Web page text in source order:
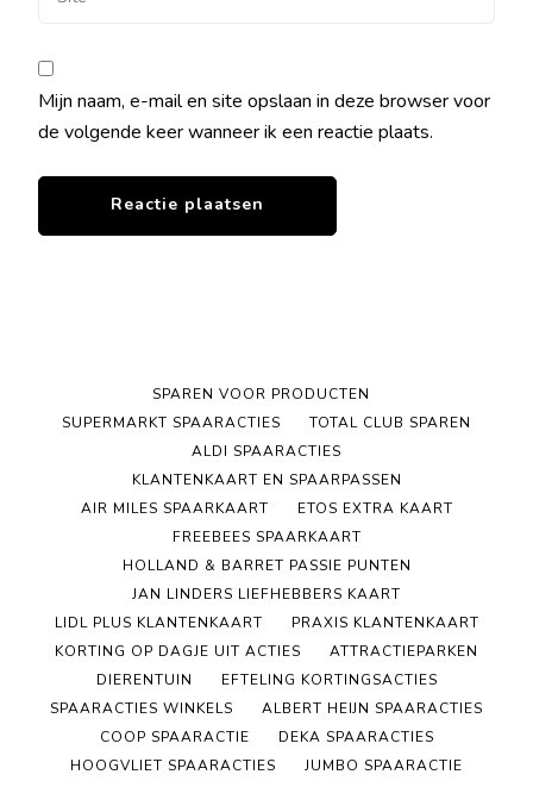
Mijn naam, e-mail en site opslaan in deze browser voor
de volgende keer wanneer ik een reactie plaats.
SPAREN VOOR PRODUCTEN
SUPERMARKT SPAARACTIES
TOTAL CLUB SPAREN
ALDI SPAARACTIES
KLANTENKAART EN SPAARPASSEN
AIR MILES SPAARKAART
ETOS EXTRA KAART
FREEBEES SPAARKAART
HOLLAND & BARRET PASSIE PUNTEN
JAN LINDERS LIEFHEBBERS KAART
LIDL PLUS KLANTENKAART
PRAXIS KLANTENKAART
KORTING OP DAGJE UIT ACTIES
ATTRACTIEPARKEN
DIERENTUIN
EFTELING KORTINGSACTIES
SPAARACTIES WINKELS
ALBERT HEIJN SPAARACTIES
COOP SPAARACTIE
DEKA SPAARACTIES
HOOGVLIET SPAARACTIES
JUMBO SPAARACTIE